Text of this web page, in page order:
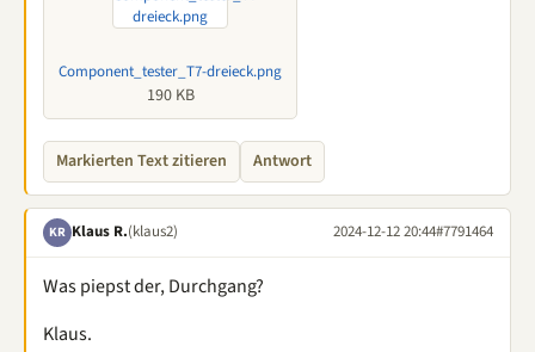
Component_tester_T7-dreieck.png
190 KB
Markierten Text zitieren Antwort
KR Klaus R.(klaus2) 2024-12-12 20:44#7791464
Was piepst der, Durchgang?
Klaus.